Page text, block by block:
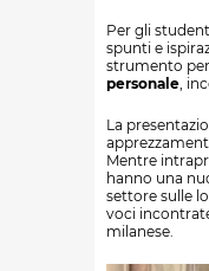
Per gli
spunti e
strumento per
personale,
La
Mentre
hanno una
settore sulle
voci
milanese.